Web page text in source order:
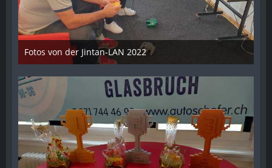
Fotos von der Jintan-LAN 2022
17. Oktober 2022